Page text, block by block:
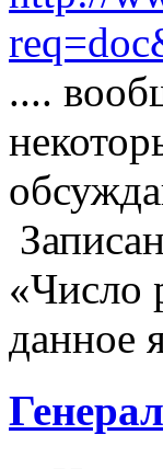
....
Записан
«Число
данное